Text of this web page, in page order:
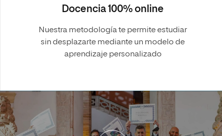
Docencia 100% online
Nuestra metodología te permite estudiar
sin desplazarte mediante un modelo de
aprendizaje personalizado